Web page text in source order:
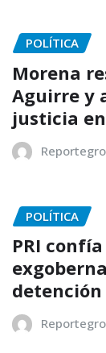
POLÍTICA
Morena
Aguirre y
justicia
POLÍTICA
PRI
detención